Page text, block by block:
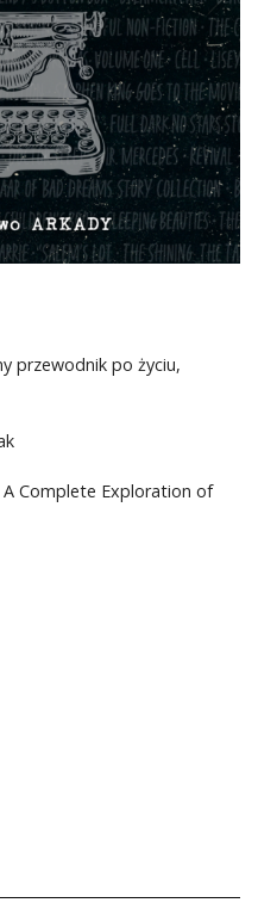
przewodnik po życiu,
A Complete Exploration of